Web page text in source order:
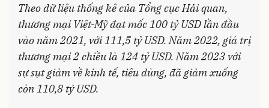
Theo dữ liệu thống kê của Tổng cục Hải quan,
thương mại Việt-Mỹ đạt mốc 100 tỷ USD lần đầu
vào năm 2021, với 111,5 tỷ USD. Năm 2022, giá trị
thương mại 2 chiều là 124 tỷ USD. Năm 2023 với
sự sụt giảm về kinh tế, tiêu dùng, đã giảm xuống
còn 110,8 tỷ USD.